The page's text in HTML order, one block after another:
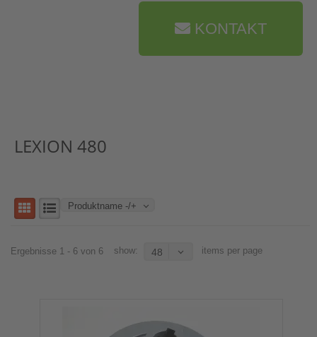
KONTAKT
LEXION 480
Produktname -/+
Ergebnisse 1 - 6 von 6 show: 48 items per page